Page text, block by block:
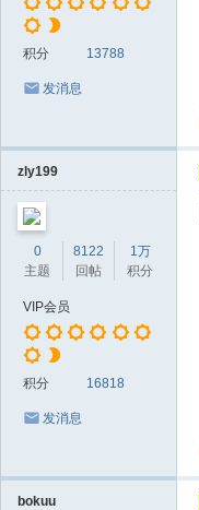
积分 13788
发消息
zly199
0
主题
8122
回帖
1万
积分
VIP会员
积分 16818
发消息
bokuu